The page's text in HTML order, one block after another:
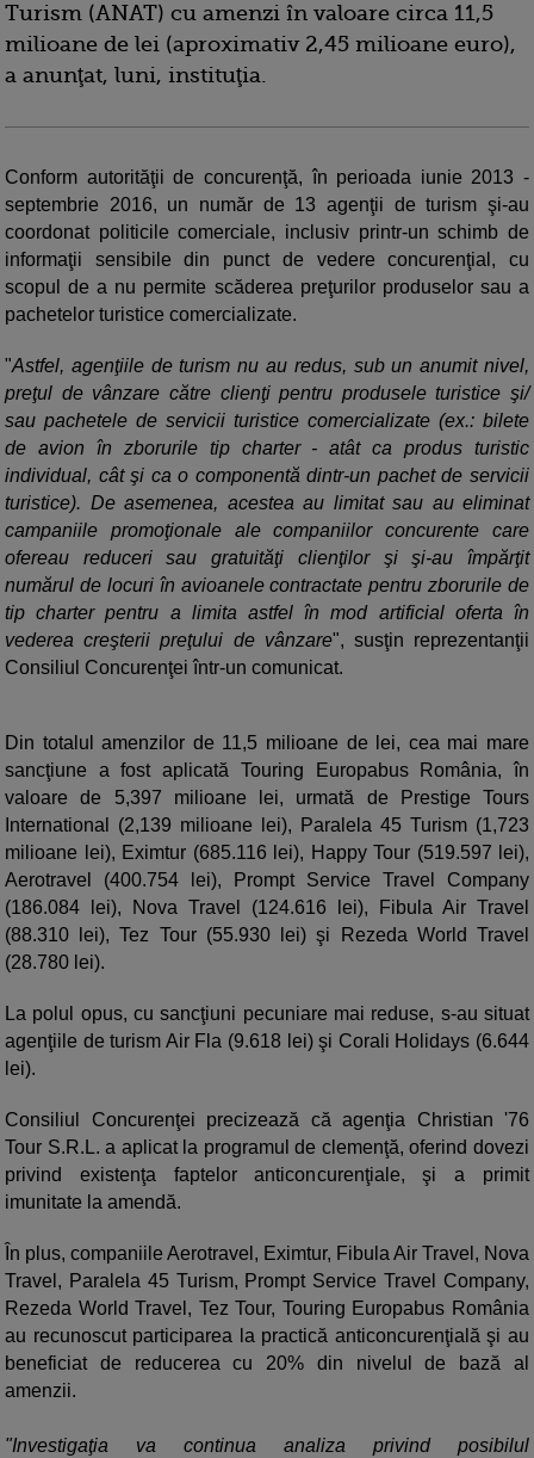
Turism (ANAT) cu amenzi în valoare circa 11,5
milioane de lei (aproximativ 2,45 milioane euro),
a anunţat, luni, instituţia.
Conform autorităţii de concurenţă, în perioada iunie 2013 -
septembrie 2016, un număr de 13 agenţii de turism şi-au
coordonat politicile comerciale, inclusiv printr-un schimb de
informaţii sensibile din punct de vedere concurenţial, cu
scopul de a nu permite scăderea preţurilor produselor sau a
pachetelor turistice comercializate.
"Astfel, agenţiile de turism nu au redus, sub un anumit nivel,
preţul de vânzare către clienţi pentru produsele turistice şi/
sau pachetele de servicii turistice comercializate (ex.: bilete
de avion în zborurile tip charter - atât ca produs turistic
individual, cât şi ca o componentă dintr-un pachet de servicii
turistice). De asemenea, acestea au limitat sau au eliminat
campaniile promoţionale ale companiilor concurente care
ofereau reduceri sau gratuităţi clienţilor şi şi-au împărţit
numărul de locuri în avioanele contractate pentru zborurile de
tip charter pentru a limita astfel în mod artificial oferta în
vederea creşterii preţului de vânzare", susţin reprezentanţii
Consiliul Concurenţei într-un comunicat.
Din totalul amenzilor de 11,5 milioane de lei, cea mai mare
sancţiune a fost aplicată Touring Europabus România, în
valoare de 5,397 milioane lei, urmată de Prestige Tours
International (2,139 milioane lei), Paralela 45 Turism (1,723
milioane lei), Eximtur (685.116 lei), Happy Tour (519.597 lei),
Aerotravel (400.754 lei), Prompt Service Travel Company
(186.084 lei), Nova Travel (124.616 lei), Fibula Air Travel
(88.310 lei), Tez Tour (55.930 lei) şi Rezeda World Travel
(28.780 lei).
La polul opus, cu sancţiuni pecuniare mai reduse, s-au situat
agenţiile de turism Air Fla (9.618 lei) şi Corali Holidays (6.644
lei).
Consiliul Concurenţei precizează că agenţia Christian '76
Tour S.R.L. a aplicat la programul de clemenţă, oferind dovezi
privind existenţa faptelor anticoncurenţiale, şi a primit
imunitate la amendă.
În plus, companiile Aerotravel, Eximtur, Fibula Air Travel, Nova
Travel, Paralela 45 Turism, Prompt Service Travel Company,
Rezeda World Travel, Tez Tour, Touring Europabus România
au recunoscut participarea la practică anticoncurenţială şi au
beneficiat de reducerea cu 20% din nivelul de bază al
amenzii.
"Investigaţia va continua analiza privind posibilul